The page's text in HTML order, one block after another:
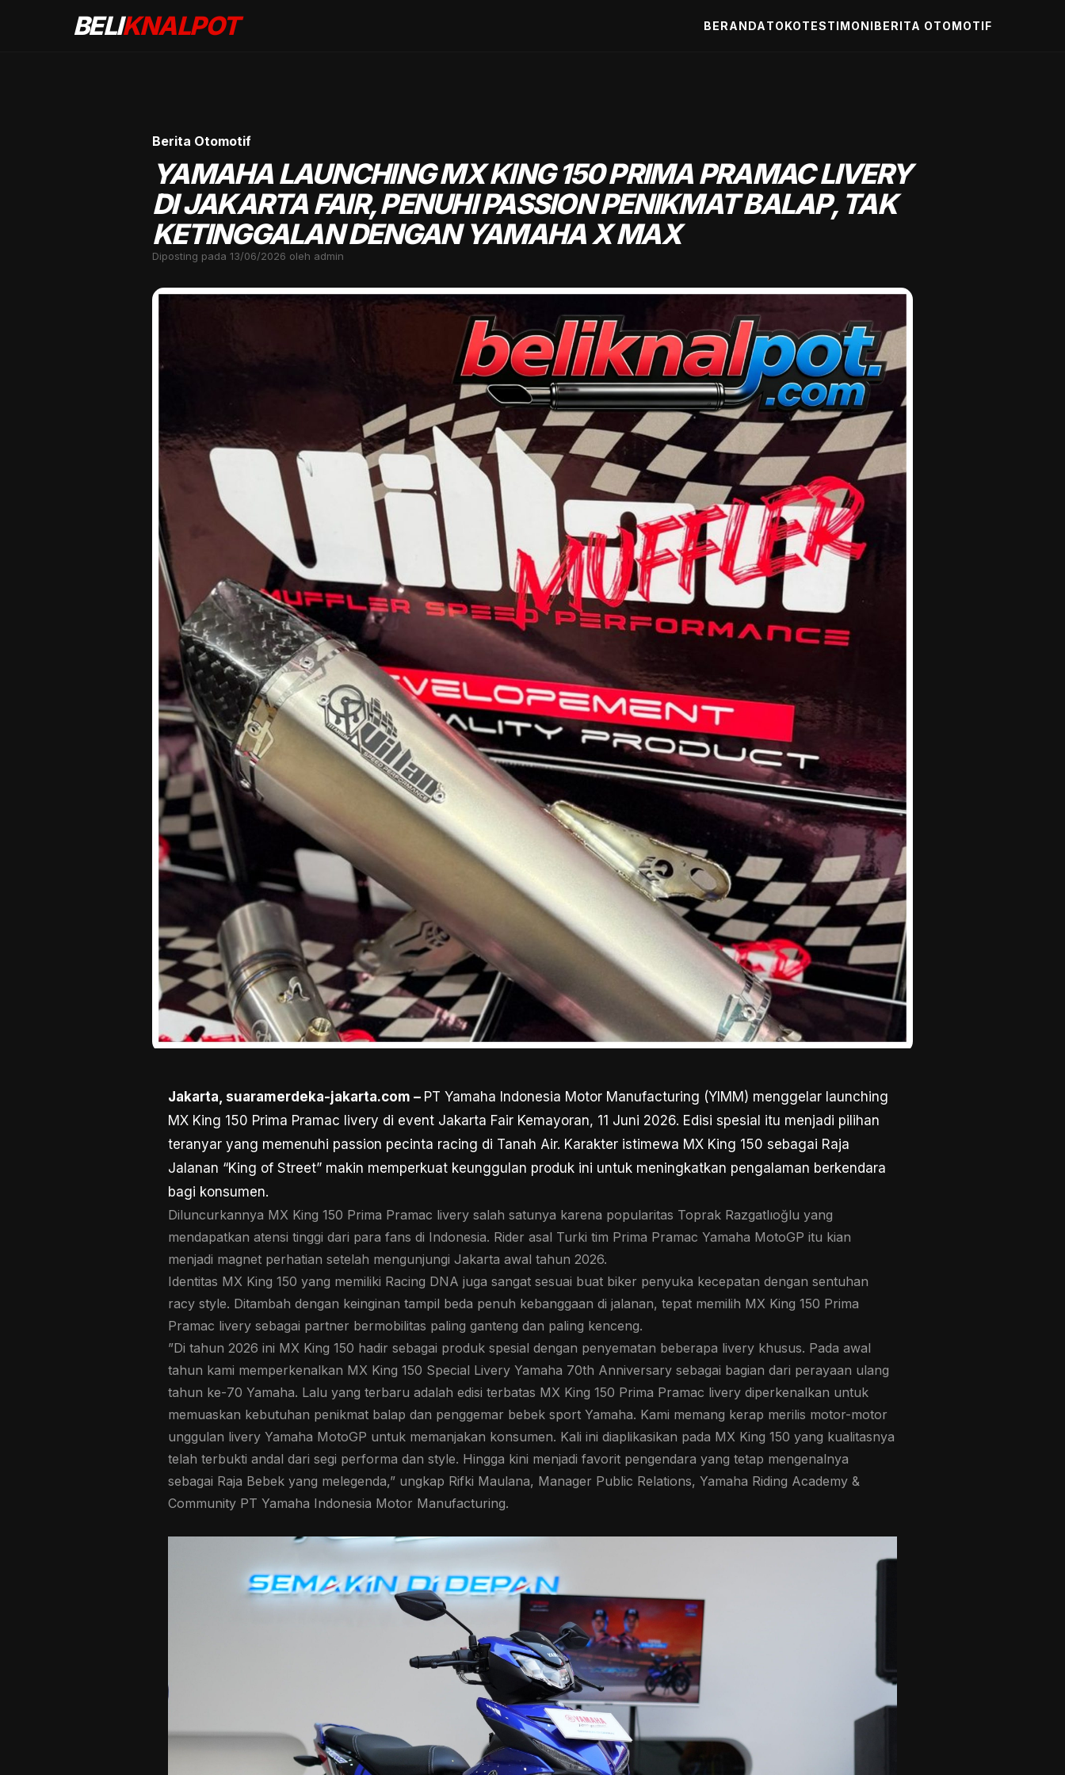
BELIKNALPOT BERANDATOKOTESTIMONIBERITA OTOMOTIF
Berita Otomotif
YAMAHA LAUNCHING MX KING 150 PRIMA PRAMAC LIVERY
DI JAKARTA FAIR, PENUHI PASSION PENIKMAT BALAP, TAK
KETINGGALAN DENGAN YAMAHA X MAX
Diposting pada 13/06/2026 oleh admin
Jakarta, suaramerdeka-jakarta.com – PT Yamaha Indonesia Motor Manufacturing (YIMM) menggelar launching
MX King 150 Prima Pramac livery di event Jakarta Fair Kemayoran, 11 Juni 2026. Edisi spesial itu menjadi pilihan
teranyar yang memenuhi passion pecinta racing di Tanah Air. Karakter istimewa MX King 150 sebagai Raja
Jalanan “King of Street” makin memperkuat keunggulan produk ini untuk meningkatkan pengalaman berkendara
bagi konsumen.
Diluncurkannya MX King 150 Prima Pramac livery salah satunya karena popularitas Toprak Razgatlıoğlu yang
mendapatkan atensi tinggi dari para fans di Indonesia. Rider asal Turki tim Prima Pramac Yamaha MotoGP itu kian
menjadi magnet perhatian setelah mengunjungi Jakarta awal tahun 2026.
Identitas MX King 150 yang memiliki Racing DNA juga sangat sesuai buat biker penyuka kecepatan dengan sentuhan
racy style. Ditambah dengan keinginan tampil beda penuh kebanggaan di jalanan, tepat memilih MX King 150 Prima
Pramac livery sebagai partner bermobilitas paling ganteng dan paling kenceng.
”Di tahun 2026 ini MX King 150 hadir sebagai produk spesial dengan penyematan beberapa livery khusus. Pada awal
tahun kami memperkenalkan MX King 150 Special Livery Yamaha 70th Anniversary sebagai bagian dari perayaan ulang
tahun ke-70 Yamaha. Lalu yang terbaru adalah edisi terbatas MX King 150 Prima Pramac livery diperkenalkan untuk
memuaskan kebutuhan penikmat balap dan penggemar bebek sport Yamaha. Kami memang kerap merilis motor-motor
unggulan livery Yamaha MotoGP untuk memanjakan konsumen. Kali ini diaplikasikan pada MX King 150 yang kualitasnya
telah terbukti andal dari segi performa dan style. Hingga kini menjadi favorit pengendara yang tetap mengenalnya
sebagai Raja Bebek yang melegenda,” ungkap Rifki Maulana, Manager Public Relations, Yamaha Riding Academy &
Community PT Yamaha Indonesia Motor Manufacturing.